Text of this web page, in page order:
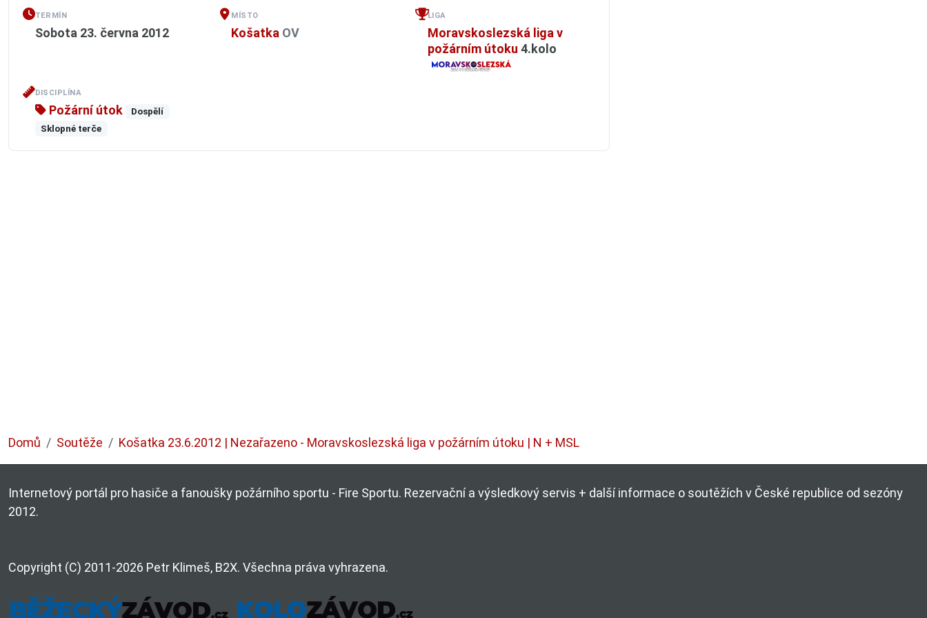
TERMÍN
Sobota 23. června 2012
MÍSTO
Košatka OV
LIGA
Moravskoslezská liga v
požárním útoku 4.kolo
DISCIPLÍNA
Požární útok
Dospělí
Sklopné terče
Domů Soutěže Košatka 23.6.2012 | Nezařazeno - Moravskoslezská liga v požárním útoku | N + MSL
Internetový portál pro hasiče a fanoušky požárního sportu - Fire Sportu. Rezervační a výsledkový servis + další informace o soutěžích v České republice od sezóny
2012.
Copyright (C) 2011-2026 Petr Klimeš, B2X. Všechna práva vyhrazena.